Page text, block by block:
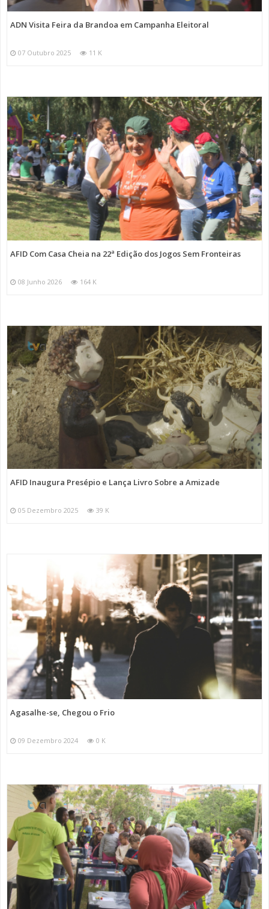
ADN Visita Feira da Brandoa em Campanha Eleitoral
07 Outubro 2025 11 K
AFID Com Casa Cheia na 22ª Edição dos Jogos Sem Fronteiras
08 Junho 2026 164 K
AFID Inaugura Presépio e Lança Livro Sobre a Amizade
05 Dezembro 2025 39 K
Agasalhe-se, Chegou o Frio
09 Dezembro 2024 0 K